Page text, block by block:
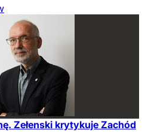
Zełenski krytykuje Zachód